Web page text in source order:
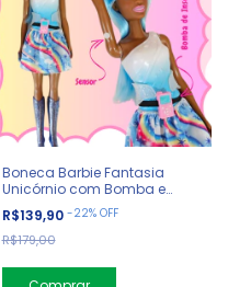
Boneca Barbie Fantasia
Unicórnio com Bomba e
Sensor
R$139,90 -22% OFF
R$179,00